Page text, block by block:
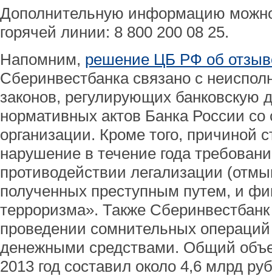
Дополнительную информацию
горячей линии: 8 800 200 08 25.
Напомним, решение ЦБ РФ об
Сберинвестбанка связано с
законов, регулирующих банковскую
нормативных актов Банка России со
организации. Кроме того, причиной
нарушение в течение года
противодействии легализации
полученных преступным путем, и
терроризма». Также
проведении сомнительных
денежными средствами. Общий
2013 год составил около 4,6 млрд